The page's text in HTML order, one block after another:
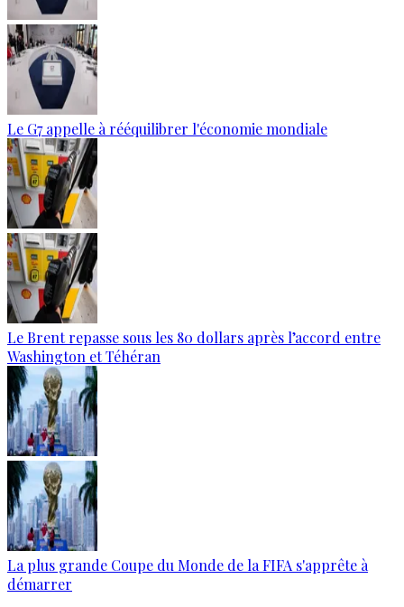
Le G7 appelle à rééquilibrer l'économie mondiale
Le Brent repasse sous les 80 dollars après l’accord entre
Washington et Téhéran
La plus grande Coupe du Monde de la FIFA s'apprête à
démarrer